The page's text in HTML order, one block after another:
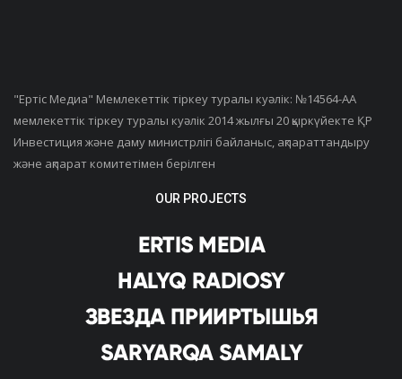
"Ертiс Медиа" Мемлекеттік тіркеу туралы куәлік: №14564-АА
мемлекеттік тіркеу туралы куәлік 2014 жылғы 20 қыркүйекте ҚР
Инвестиция және даму министрлігі байланыс, ақпараттандыру
және ақпарат комитетімен берілген
OUR PROJECTS